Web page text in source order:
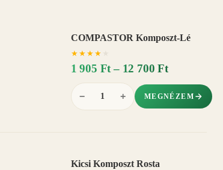
COMPASTOR Komposzt-Lé
★ ★ ★ ★
1 905 Ft – 12 700 Ft
− + MEGNÉZEM
Kicsi Komposzt Rosta